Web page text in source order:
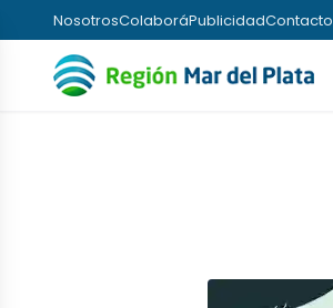
NosotrosColaboráPublicidadContacto